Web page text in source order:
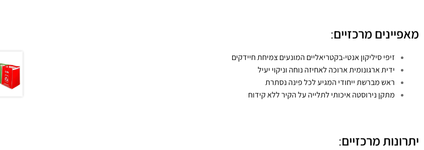
מאפיינים מרכזיים:
זיפי סיליקון אנטי-בקטריאליים המונעים צמיחת חיידקים
ידית ארגונומית ארוכה לאחיזה נוחה וניקוי יעיל
ראש מברשת ייחודי המגיע לכל פינה נסתרת
מתקן נירוסטה איכותי לתלייה על הקיר ללא קידוח
יתרונות מרכזיים: